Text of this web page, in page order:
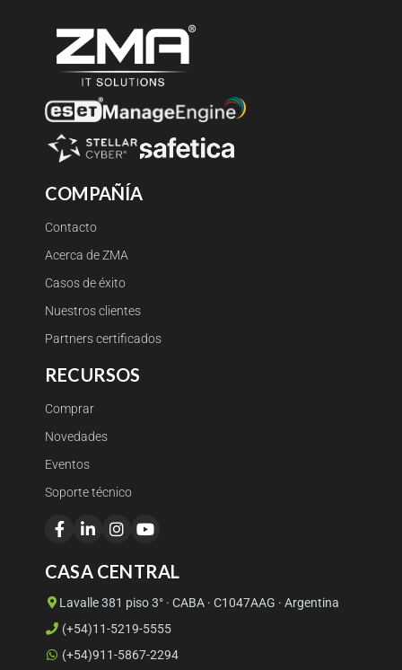
COMPAÑÍA
Contacto
Acerca de ZMA
Casos de éxito
Nuestros clientes
Partners certificados
RECURSOS
Comprar
Novedades
Eventos
Soporte técnico
CASA CENTRAL
Lavalle 381 piso 3° · CABA · C1047AAG · Argentina
(+54)11-5219-5555
(+54)911-5867-2294